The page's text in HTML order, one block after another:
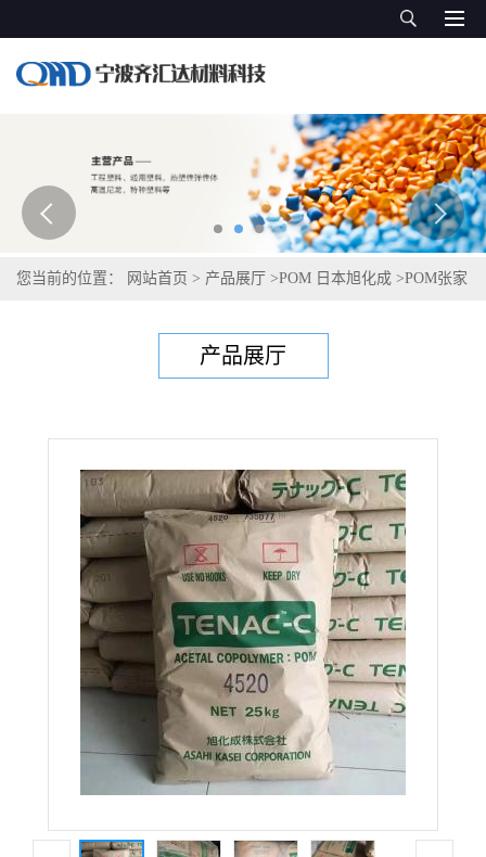
您当前的位置： 网站首页 > 产品展厅 >POM 日本旭化成 >POM张家
产品展厅